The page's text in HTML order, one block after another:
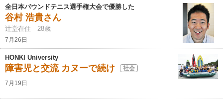
全日本バウンドテニス選手権大会で優勝した
谷村 浩貴さん
辻堂在住 28歳
7月26日
HONKI University
障害児と交流 カヌーで続け 社会
7月19日